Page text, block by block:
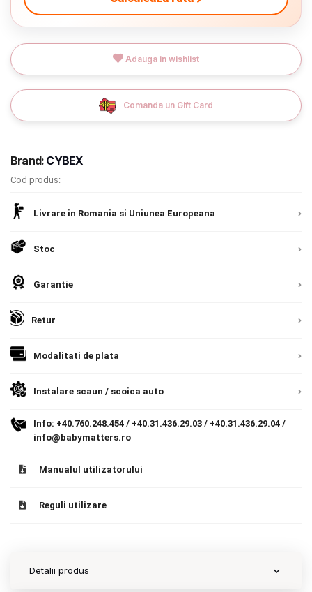
Instalare scaune/scoici auto
ANPC
ANPC SAL
SOL
Contact
Adauga in wishlist
Comanda un Gift Card
Brand: CYBEX
Cod produs:
Livrare in Romania si Uniunea Europeana
Stoc
Garantie
Retur
Modalitati de plata
Instalare scaun / scoica auto
Info: +40.760.248.454 / +40.31.436.29.03 / +40.31.436.29.04 /
info@babymatters.ro
Manualul utilizatorului
Reguli utilizare
Detalii produs
Livrare prin curier in Romania si in Uniunea
Romania, direct la client.